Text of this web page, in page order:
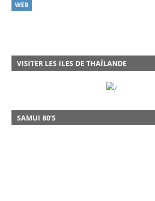
WEB
VISITER LES ILES DE THAÏLANDE
SAMUI 80’S